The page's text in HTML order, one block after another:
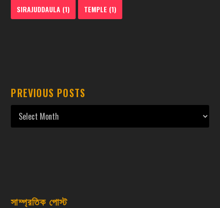
SIRAJUDDAULA (1) TEMPLE (1)
PREVIOUS POSTS
সাম্প্রতিক পোস্ট